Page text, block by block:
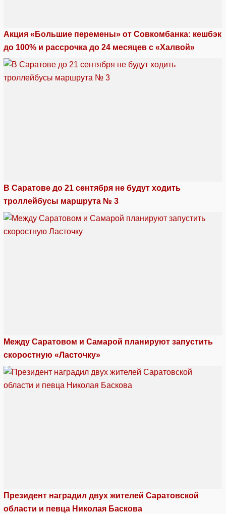
Акция «Большие перемены» от Совкомбанка: кешбэк
до 100% и рассрочка до 24 месяцев с «Халвой»
В Саратове до 21 сентября не будут ходить
троллейбусы маршрута № 3
Между Саратовом и Самарой планируют запустить
скоростную «Ласточку»
Президент наградил двух жителей Саратовской
области и певца Николая Баскова